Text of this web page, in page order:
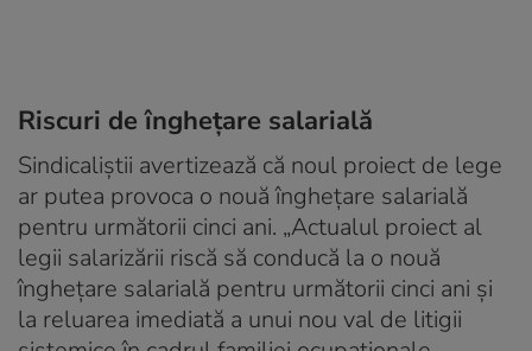
Riscuri de înghețare salarială
Sindicaliștii avertizează că noul proiect de lege
ar putea provoca o nouă înghețare salarială
pentru următorii cinci ani. „Actualul proiect al
legii salarizării riscă să conducă la o nouă
înghețare salarială pentru următorii cinci ani și
la reluarea imediată a unui nou val de litigii